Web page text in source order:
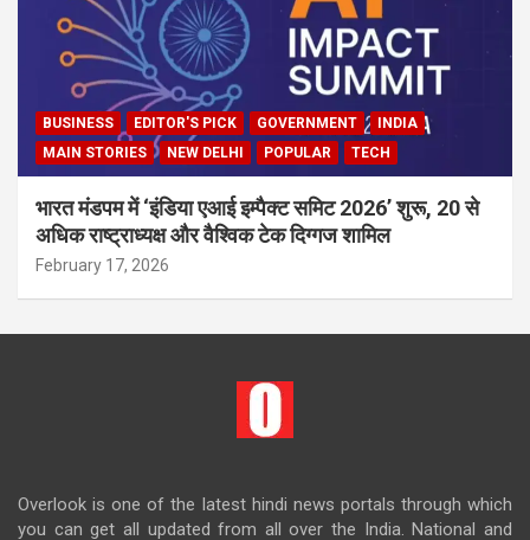
BUSINESS EDITOR'S PICK GOVERNMENT
INDIA
MAIN STORIES
NEW DELHI POPULAR TECH
भारत मंडपम में ‘इंडिया एआई इम्पैक्ट समिट 2026’ शुरू, 20 से
अधिक राष्ट्राध्यक्ष और वैश्विक टेक दिग्गज शामिल
February 17, 2026
Overlook is one of the latest hindi news portals through which
you can get all updated from all over the India. National and